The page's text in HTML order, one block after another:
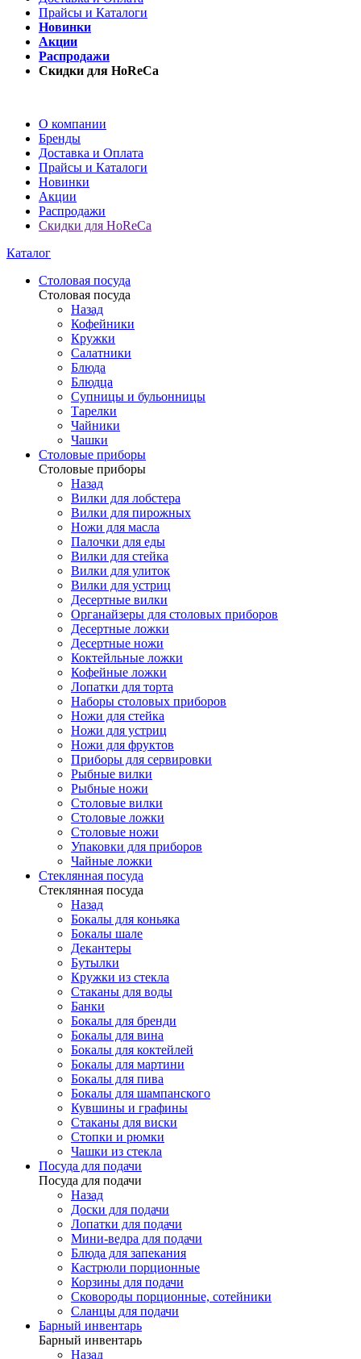
Прайсы и Каталоги
Новинки
Акции
Распродажи
Скидки для HoReCa
О компании
Бренды
Доставка и Оплата
Прайсы и Каталоги
Новинки
Акции
Распродажи
Скидки для HoReCa
Каталог
Столовая посуда
Столовая посуда
Назад
Кофейники
Кружки
Салатники
Блюда
Блюдца
Супницы и бульонницы
Тарелки
Чайники
Чашки
Cтоловые приборы
Cтоловые приборы
Назад
Вилки для лобстера
Вилки для пирожных
Ножи для масла
Палочки для еды
Вилки для стейка
Вилки для улиток
Вилки для устриц
Десертные вилки
Органайзеры для столовых приборов
Десертные ложки
Десертные ножи
Коктейльные ложки
Кофейные ложки
Лопатки для торта
Наборы столовых приборов
Ножи для стейка
Ножи для устриц
Ножи для фруктов
Приборы для сервировки
Рыбные вилки
Рыбные ножи
Столовые вилки
Столовые ложки
Столовые ножи
Упаковки для приборов
Чайные ложки
Стеклянная посуда
Стеклянная посуда
Назад
Бокалы для коньяка
Бокалы шале
Декантеры
Бутылки
Кружки из стекла
Стаканы для воды
Банки
Бокалы для бренди
Бокалы для вина
Бокалы для коктейлей
Бокалы для мартини
Бокалы для пива
Бокалы для шампанского
Кувшины и графины
Стаканы для виски
Стопки и рюмки
Чашки из стекла
Посуда для подачи
Посуда для подачи
Назад
Доски для подачи
Лопатки для подачи
Мини-ведра для подачи
Блюда для запекания
Кастрюли порционные
Корзины для подачи
Сковороды порционные, сотейники
Сланцы для подачи
Барный инвентарь
Барный инвентарь
Назад